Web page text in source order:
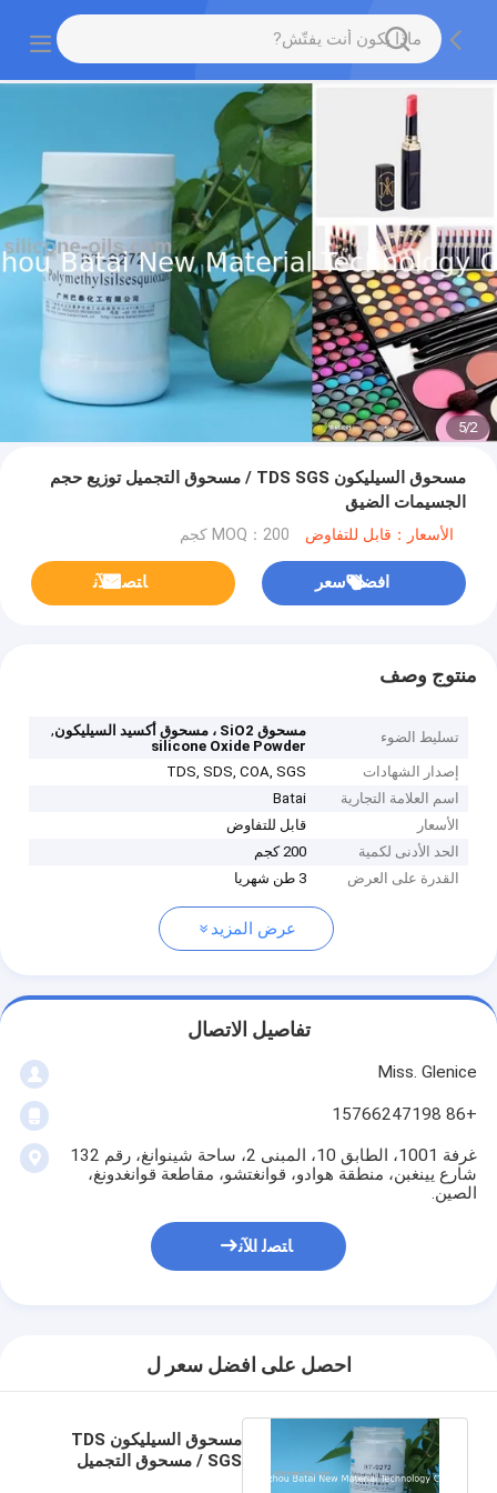
2
/
5
مسحوق السيليكون TDS SGS / مسحوق التجميل توزيع حجم
الجسيمات الضيق
الأسعار：قابل للتفاوض MOQ：200 كجم
افضل سعر ﺎﺘﺼﻟ ﺍﻶﻧ
منتوج وصف
تسليط الضوء مسحوق SiO2 ، مسحوق أكسيد السيليكون
,
silicone Oxide Powder
إصدار الشهادات
TDS, SDS, COA, SGS
اسم العلامة التجارية
Batai
الأسعار
قابل للتفاوض
الحد الأدنى لكمية
200 كجم
القدرة على العرض
3 طن شهريا
عرض المزيد
تفاصيل الاتصال
Miss. Glenice
+86 15766247198
غرفة 1001، الطابق 10، المبنى 2، ساحة شينوانغ، رقم 132
شارع يينغبن، منطقة هوادو، قوانغتشو، مقاطعة قوانغدونغ،
الصين.
ﺎﺘﺼﻟ ﺍﻶﻧ
احصل على افضل سعر ل
مسحوق السيليكون TDS
SGS / مسحوق التجميل